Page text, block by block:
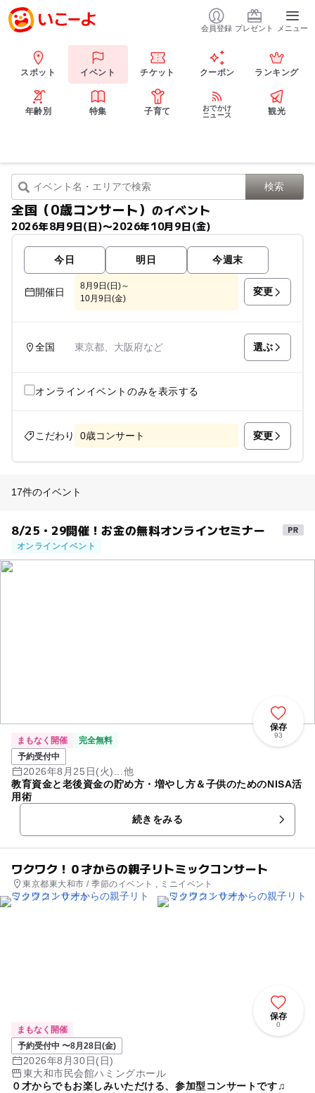
会員登録 プレゼント メニュー
スポット イベント チケット クーポン ランキング
年齢別 特集 子育て
おでかけ
ニュース
観光
全国（0歳コンサート） のイベント
2026年8月9日(日)〜2026年10月9日(金)
今日 明日 今週末
開催日
8月9日(日)～
10月9日(金)
変更
全国 東京都、大阪府など 選ぶ
オンラインイベントのみを表示する
こだわり 0歳コンサート 変更
17件のイベント
8/25・29開催！お金の無料オンラインセミナー
オンラインイベント
保存
93
まもなく開催
完全無料
予約受付中
2026年8月25日(火)...他
教育資金と老後資金の貯め方・増やし方＆子供のためのNISA活
用術
続きをみる
ワクワク！０才からの親子リトミックコンサート
東京都東大和市 / 季節のイベント , ミニイベント
保存
0
まもなく開催
予約受付中 〜8月28日(金)
2026年8月30日(日)
東大和市民会館ハミングホール
０才からでもお楽しみいただける、参加型コンサートです♫